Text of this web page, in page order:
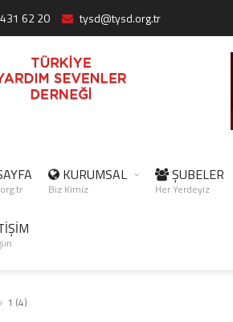
62 20 tysd@tysd.org.tr
KURUMSAL
Biz Kimiz
ŞUBELER
Her Yerdeyiz
1 (4)